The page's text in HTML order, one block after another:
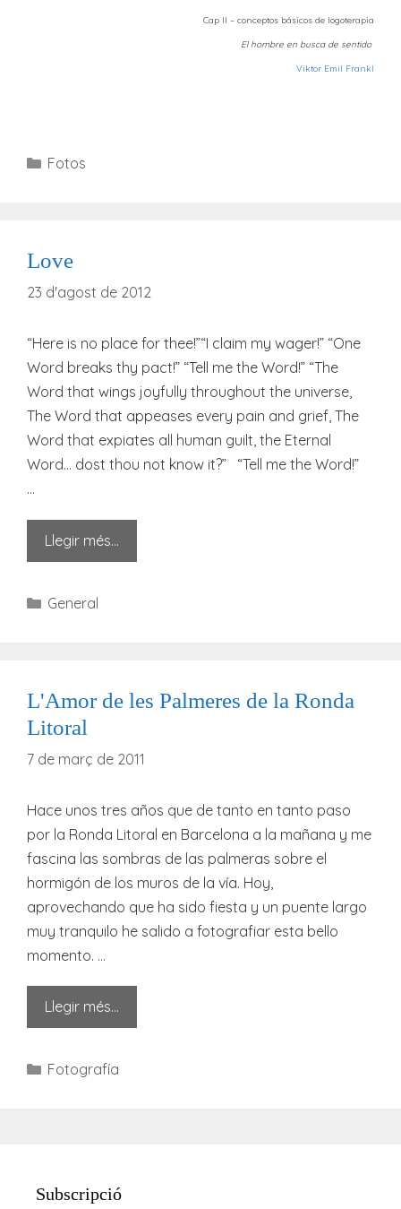
Cap II – conceptos básicos de logoterapia
El hombre en busca de sentido
Viktor Emil Frankl
Categories
Fotos
Love
23 d'agost de 2012
“Here is no place for thee!”“I claim my wager!” “One
Word breaks thy pact!” “Tell me the Word!” “The
Word that wings joyfully throughout the universe,
The Word that appeases every pain and grief, The
Word that expiates all human guilt, the Eternal
Word… dost thou not know it?” “Tell me the Word!”
…
Llegir més…
Categories
General
L'Amor de les Palmeres de la Ronda
Litoral
7 de març de 2011
Hace unos tres años que de tanto en tanto paso
por la Ronda Litoral en Barcelona a la mañana y me
fascina las sombras de las palmeras sobre el
hormigón de los muros de la vía. Hoy,
aprovechando que ha sido fiesta y un puente largo
muy tranquilo he salido a fotografiar esta bello
momento. …
Llegir més…
Categories
Fotografía
Subscripció